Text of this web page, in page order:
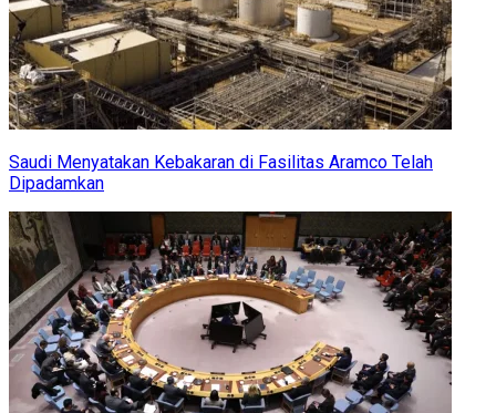
Saudi Menyatakan Kebakaran di Fasilitas Aramco Telah
Dipadamkan